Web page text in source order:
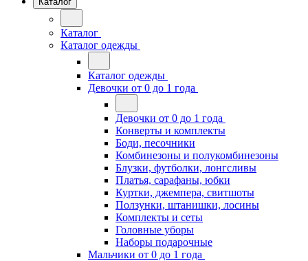
Каталог
Каталог одежды
Каталог одежды
Девочки от 0 до 1 года
Девочки от 0 до 1 года
Конверты и комплекты
Боди, песочники
Комбинезоны и полукомбинезоны
Блузки, футболки, лонгсливы
Платья, сарафаны, юбки
Куртки, джемпера, свитшоты
Ползунки, штанишки, лосины
Комплекты и сеты
Головные уборы
Наборы подарочные
Мальчики от 0 до 1 года